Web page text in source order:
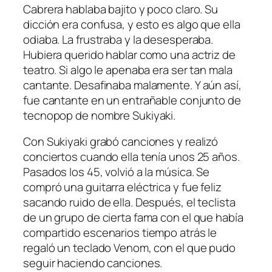
Cabrera hablaba bajito y poco claro. Su
dicción era confusa, y esto es algo que ella
odiaba. La frustraba y la desesperaba.
Hubiera querido hablar como una actriz de
teatro. Si algo le apenaba era ser tan mala
cantante. Desafinaba malamente. Y aún así,
fue cantante en un entrañable conjunto de
tecnopop de nombre Sukiyaki.
Con Sukiyaki grabó canciones y realizó
conciertos cuando ella tenía unos 25 años.
Pasados los 45, volvió a la música. Se
compró una guitarra eléctrica y fue feliz
sacando ruido de ella. Después, el teclista
de un grupo de cierta fama con el que había
compartido escenarios tiempo atrás le
regaló un teclado Venom, con el que pudo
seguir haciendo canciones.